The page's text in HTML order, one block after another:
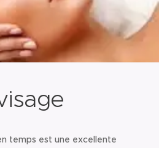
temps est une excellente